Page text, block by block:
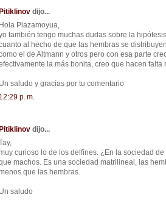
Pitiklinov dijo...
Hola Plazamoyua,
también tengo muchas dudas sobre la
al hecho de que las hembras se
el de Altmann y otros pero con esa parte
la más bonita, creo que hacen
Un saludo y gracias por tu comentario
12:29 p. m.
Pitiklinov dijo...
curioso lo de los delfines. ¿En la sociedad
machos. Es una sociedad matrilineal, las
que las hembras.
Un saludo